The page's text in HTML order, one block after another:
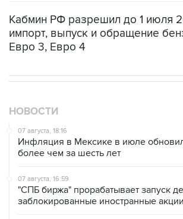
Кабмин РФ разрешил до 1 июля
импорт, выпуск и обращение
Евро 3, Евро 4
НОВОСТИ
07 августа, 18:16
Инфляция в Мексике в июле
более чем за шесть лет
07 августа, 16:59
"СПБ биржа" прорабатывает запуск
заблокированные иностранные акции